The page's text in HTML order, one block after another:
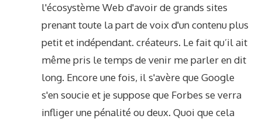
l'écosystème Web d'avoir de grands sites
prenant toute la part de voix d'un contenu plus
petit et indépendant. créateurs. Le fait qu’il ait
même pris le temps de venir me parler en dit
long. Encore une fois, il s'avère que Google
s'en soucie et je suppose que Forbes se verra
infliger une pénalité ou deux. Quoi que cela